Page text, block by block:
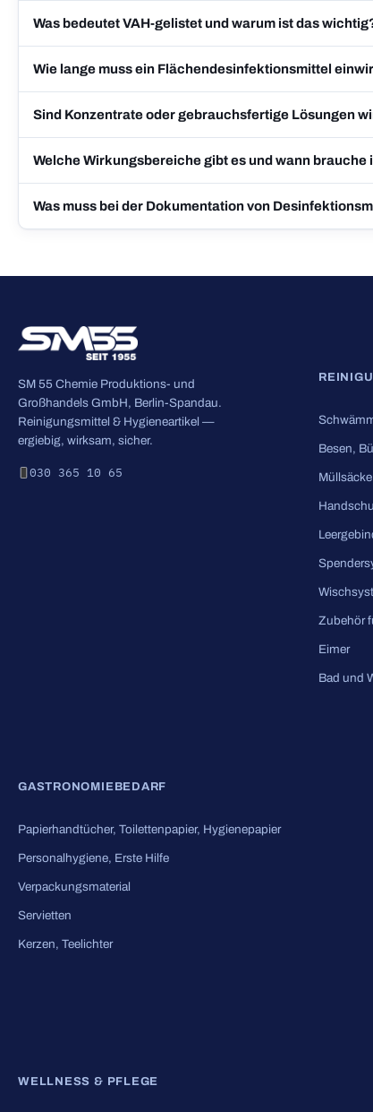
Was bedeutet VAH-gelistet und warum ist das
Wie lange muss ein Flächendesinfektionsmittel
Sind Konzentrate oder gebrauchsfertige Lösungen
Welche Wirkungsbereiche gibt es und wann brauche
Was muss bei der Dokumentation von
SM 55 Chemie Produktions- und
Großhandels GmbH, Berlin-Spandau.
Reinigungsmittel & Hygieneartikel —
ergiebig, wirksam, sicher.
030 365 10 65
Besen,
Zubehör
Eimer
Bad und
GASTRONOMIEBEDARF
Papierhandtücher, Toilettenpapier, Hygienepapier
Personalhygiene, Erste Hilfe
Verpackungsmaterial
Servietten
Kerzen, Teelichter
WELLNESS & PFLEGE